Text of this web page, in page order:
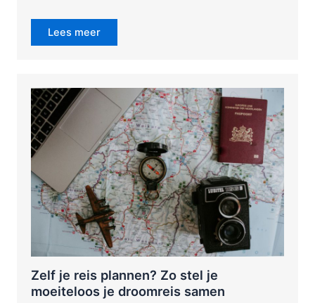
Lees meer
Zelf je reis plannen? Zo stel je
moeiteloos je droomreis samen